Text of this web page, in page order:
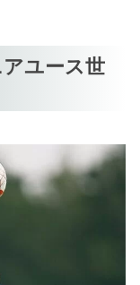
ユース世